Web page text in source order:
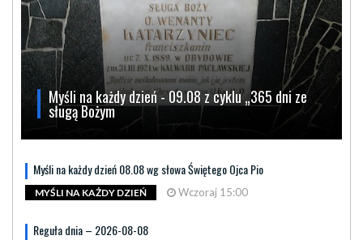
Myśli na każdy dzień - 09.08 z cyklu „365 dni ze
sługą Bożym
Myśli na każdy dzień 08.08 wg słowa Świętego Ojca Pio
MYŚLI NA KAŻDY DZIEŃ Wczoraj 15:00
Reguła dnia – 2026-08-08